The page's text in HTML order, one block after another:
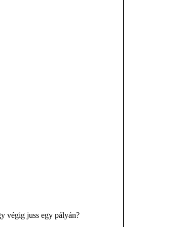
végig juss egy pályán?